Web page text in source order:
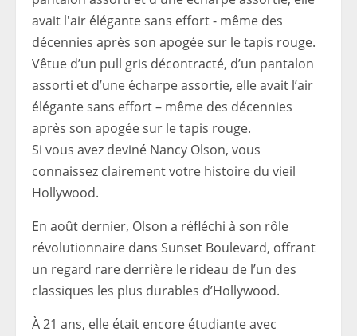
Vêtue d’un pull gris décontracté, d’un pantalon
assorti et d’une écharpe assortie, elle avait l’air
élégante sans effort – même des décennies
après son apogée sur le tapis rouge.
Si vous avez deviné Nancy Olson, vous
connaissez clairement votre histoire du vieil
Hollywood.
En août dernier, Olson a réfléchi à son rôle
révolutionnaire dans Sunset Boulevard, offrant
un regard rare derrière le rideau de l’un des
classiques les plus durables d’Hollywood.
À 21 ans, elle était encore étudiante avec